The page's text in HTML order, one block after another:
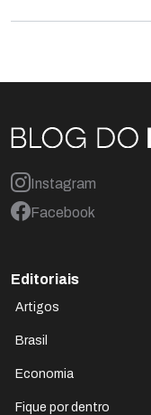
Instagram
Facebook
Editoriais
Artigos
Brasil
Economia
Fique por dentro